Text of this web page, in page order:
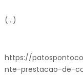
(…)
https://
nte-prestacao-de-